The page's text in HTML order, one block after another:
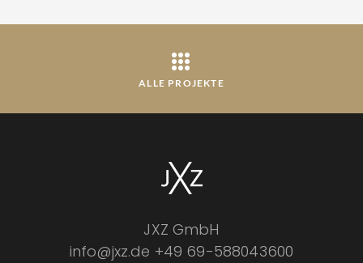
ALLE PROJEKTE
JXZ GmbH
info@jxz.de +49 69-588043600